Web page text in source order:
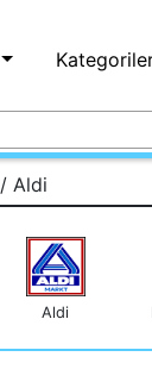
/ Aldi
Aldi